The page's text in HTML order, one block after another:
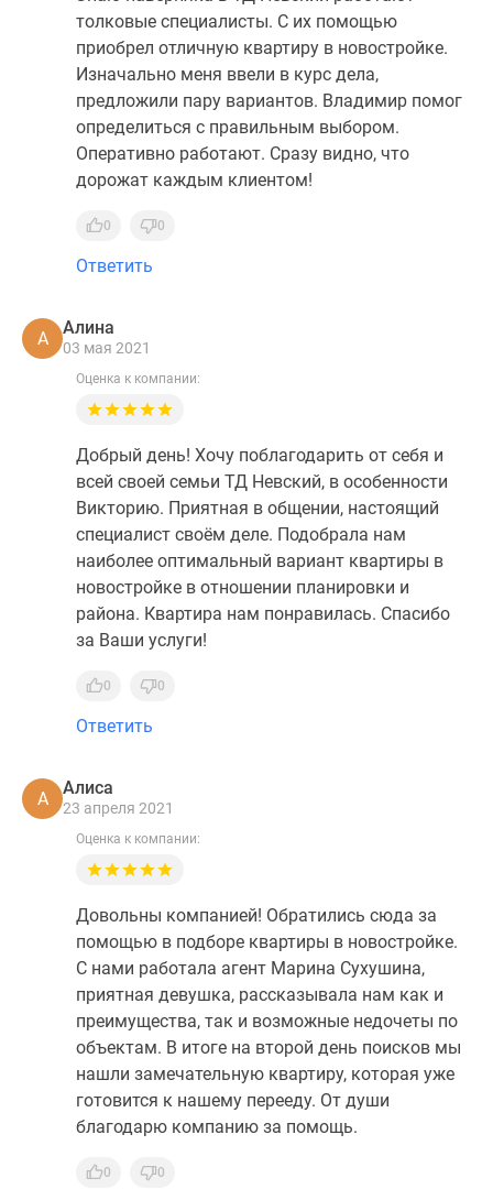
толковые специалисты. С их помощью
приобрел отличную квартиру в новостройке.
Изначально меня ввели в курс дела,
предложили пару вариантов. Владимир помог
определиться с правильным выбором.
Оперативно работают. Сразу видно, что
дорожат каждым клиентом!
0 0
Ответить
А
Алина
03 мая 2021
Оценка к компании:
Добрый день! Хочу поблагодарить от себя и
всей своей семьи ТД Невский, в особенности
Викторию. Приятная в общении, настоящий
специалист своём деле. Подобрала нам
наиболее оптимальный вариант квартиры в
новостройке в отношении планировки и
района. Квартира нам понравилась. Спасибо
за Ваши услуги!
0 0
Ответить
А
Алиса
23 апреля 2021
Оценка к компании:
Довольны компанией! Обратились сюда за
помощью в подборе квартиры в новостройке.
С нами работала агент Марина Сухушина,
приятная девушка, рассказывала нам как и
преимущества, так и возможные недочеты по
объектам. В итоге на второй день поисков мы
нашли замечательную квартиру, которая уже
готовится к нашему перееду. От души
благодарю компанию за помощь.
0 0